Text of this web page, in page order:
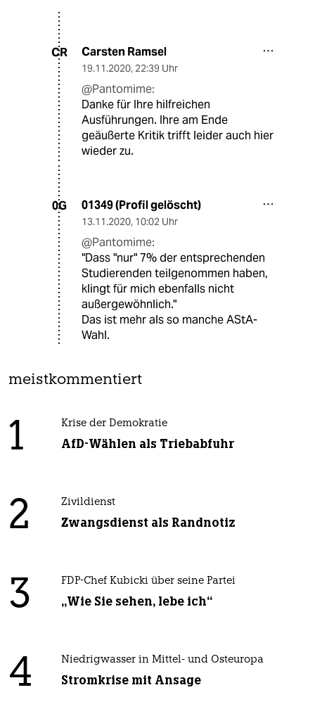
CR Carsten Ramsel
19.11.2020, 22:39 Uhr
@Pantomime:
Danke für Ihre hilfreichen
Ausführungen. Ihre am Ende
geäußerte Kritik trifft leider auch hier
wieder zu.
0G 01349 (Profil gelöscht)
13.11.2020, 10:02 Uhr
@Pantomime:
"Dass "nur" 7% der entsprechenden
Studierenden teilgenommen haben,
klingt für mich ebenfalls nicht
außergewöhnlich."
Das ist mehr als so manche AStA-
Wahl.
meistkommentiert
1 Krise der Demokratie
AfD-Wählen als Triebabfuhr
2 Zivildienst
Zwangsdienst als Randnotiz
3 FDP-Chef Kubicki über seine Partei
„Wie Sie sehen, lebe ich“
4 Niedrigwasser in Mittel- und Osteuropa
Stromkrise mit Ansage